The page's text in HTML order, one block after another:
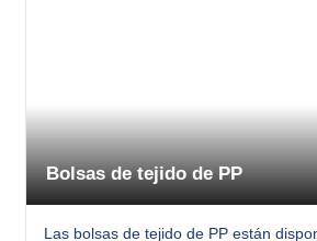
Bolsas de tejido de PP
Las bolsas de tejido de PP están